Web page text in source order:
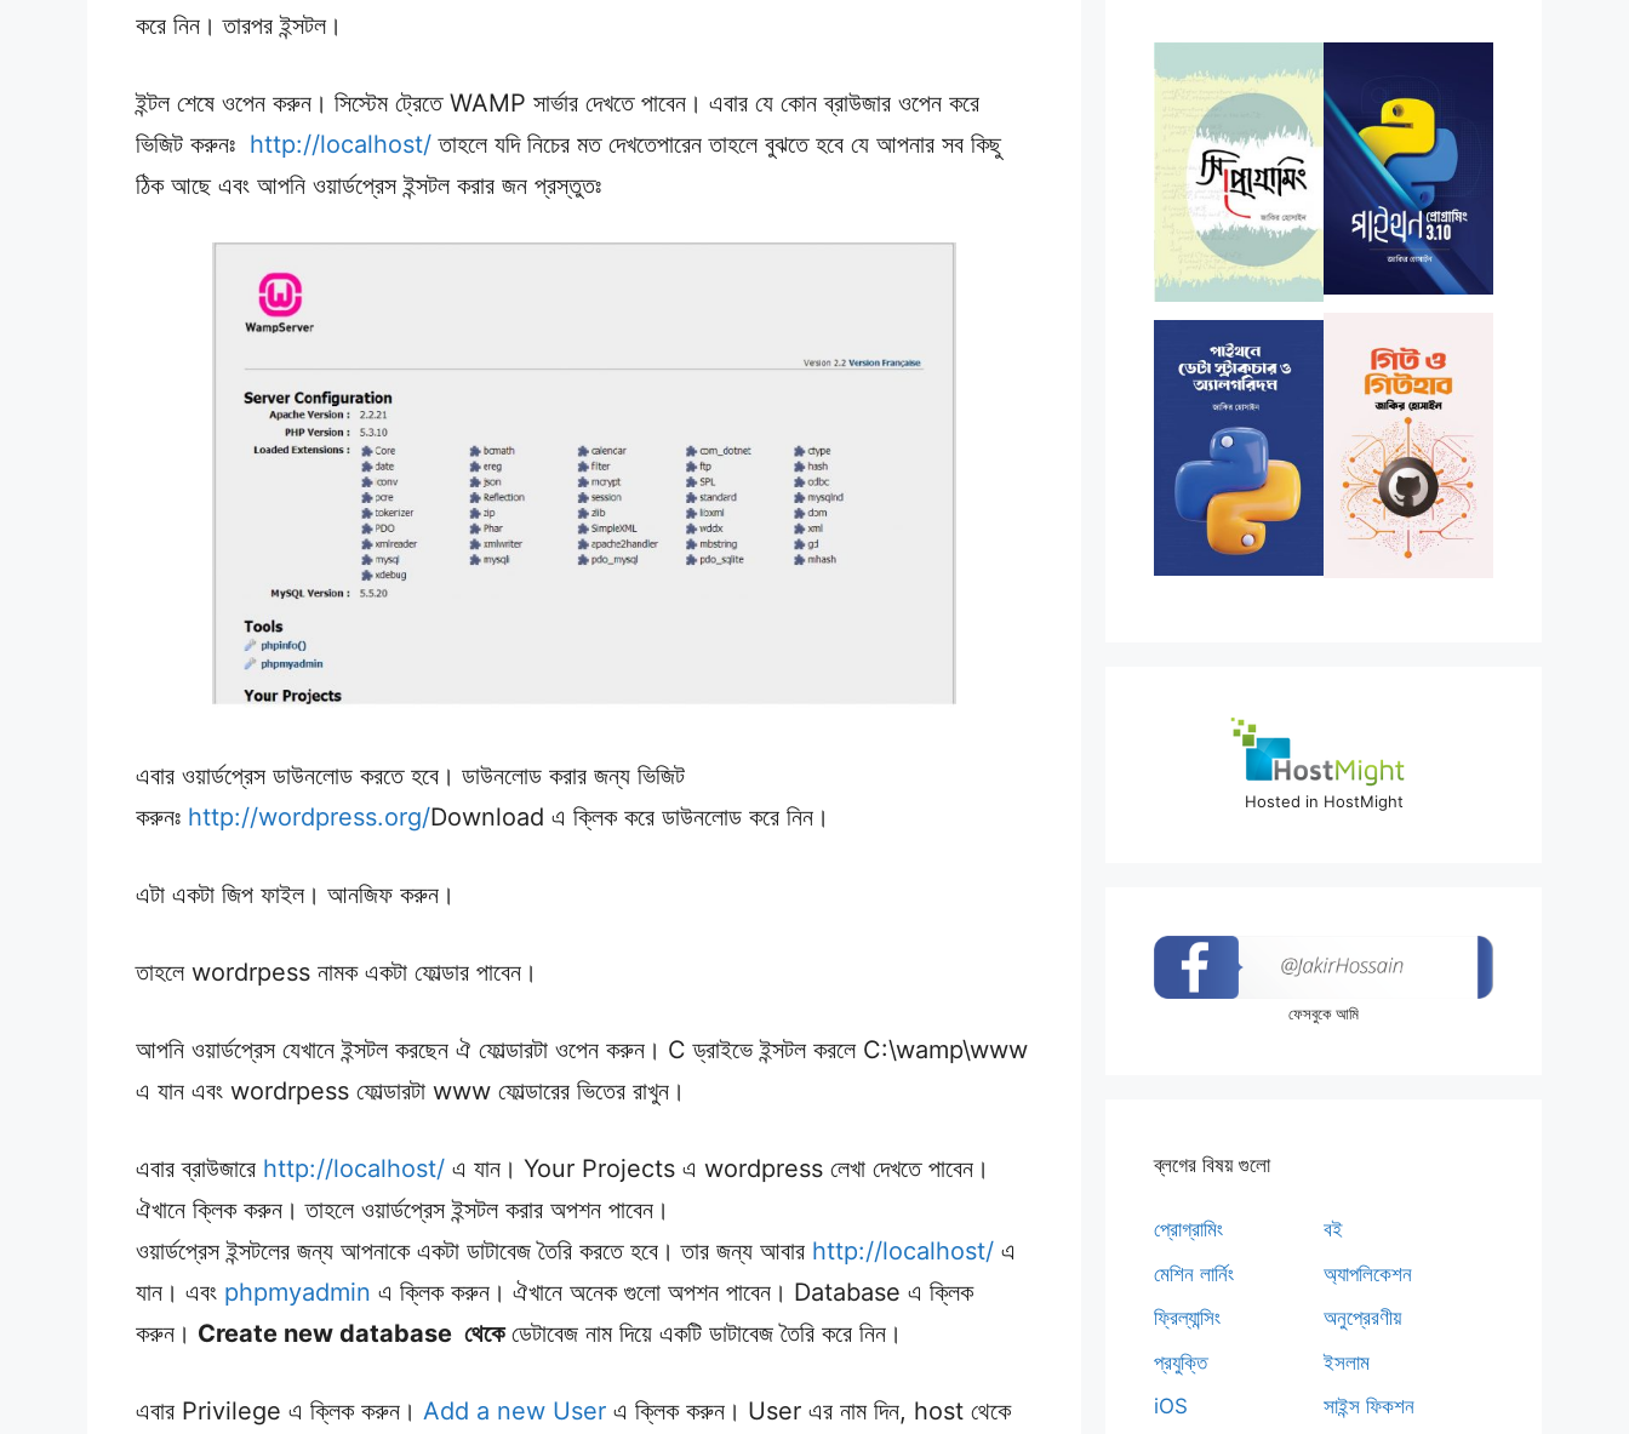
করে নিন। তারপর ইন্সটল।
ইন্টল শেষে ওপেন করুন। সিস্টেম ট্রেতে WAMP সার্ভার দেখতে পাবেন। এবার যে কোন ব্রাউজার ওপেন করে
ভিজিট করুনঃ http://localhost/ তাহলে যদি নিচের মত দেখতেপারেন তাহলে বুঝতে হবে যে আপনার সব কিছু
ঠিক আছে এবং আপনি ওয়ার্ডপ্রেস ইন্সটল করার জন প্রস্তুতঃ
এবার ওয়ার্ডপ্রেস ডাউনলোড করতে হবে। ডাউনলোড করার জন্য ভিজিট
করুনঃ http://wordpress.org/Download এ ক্লিক করে ডাউনলোড করে নিন।
এটা একটা জিপ ফাইল। আনজিফ করুন।
তাহলে wordrpess নামক একটা ফোল্ডার পাবেন।
আপনি ওয়ার্ডপ্রেস যেখানে ইন্সটল করছেন ঐ ফোল্ডারটা ওপেন করুন। C ড্রাইভে ইন্সটল করলে C:\wamp\www
এ যান এবং wordrpess ফোল্ডারটা www ফোল্ডারের ভিতের রাখুন।
এবার ব্রাউজারে http://localhost/ এ যান। Your Projects এ wordpress লেখা দেখতে পাবেন।
ঐখানে ক্লিক করুন। তাহলে ওয়ার্ডপ্রেস ইন্সটল করার অপশন পাবেন।
ওয়ার্ডপ্রেস ইন্সটলের জন্য আপনাকে একটা ডাটাবেজ তৈরি করতে হবে। তার জন্য আবার http://localhost/ এ
যান। এবং phpmyadmin এ ক্লিক করুন। ঐখানে অনেক গুলো অপশন পাবেন। Database এ ক্লিক
করুন। Create new database থেকেডেটাবেজ নাম দিয়ে একটি ডাটাবেজ তৈরি করে নিন।
এবার Privilege এ ক্লিক করুন। Add a new User এ ক্লিক করুন। User এর নাম দিন, host থেকে
Hosted in HostMight
ফেসবুকে আমি
ব্লগের বিষয় গুলো
প্রোগ্রামিং
মেশিন লার্নিং
ফ্রিল্যান্সিং
প্রযুক্তি
iOS
বই
অ্যাপলিকেশন
অনুপ্রেরণীয়
ইসলাম
সাইন্স ফিকশন